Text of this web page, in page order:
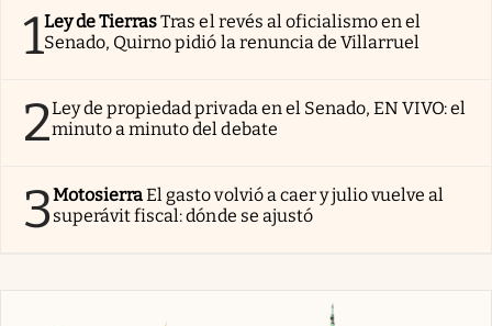
1Ley de TierrasTras el revés al oficialismo en el
Senado, Quirno pidió la renuncia de Villarruel
2Ley de propiedad privada en el Senado, EN VIVO: el
minuto a minuto del debate
3MotosierraEl gasto volvió a caer y julio vuelve al
superávit fiscal: dónde se ajustó